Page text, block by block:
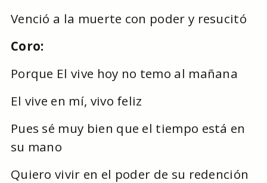
Venció a la muerte con poder y resucitó
Coro:
Porque El vive hoy no temo al mañana
El vive en mí, vivo feliz
Pues sé muy bien que el tiempo está en
su mano
Quiero vivir en el poder de su redención